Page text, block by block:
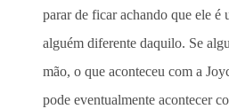
parar de ficar achando que ele é
alguém diferente daquilo. Se
mão, o que aconteceu com a
pode eventualmente acontecer